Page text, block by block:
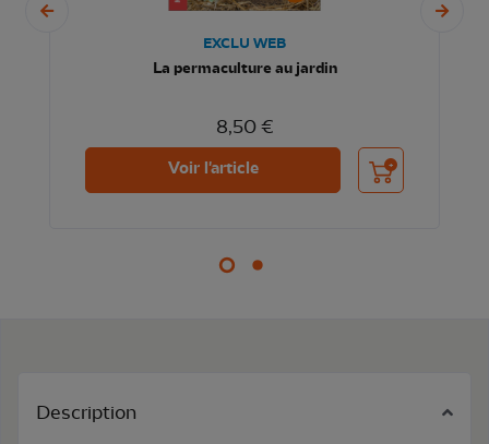
EXCLU WEB
La permaculture au jardin
8,50 €
Voir l'article Ajouter au panier
Description